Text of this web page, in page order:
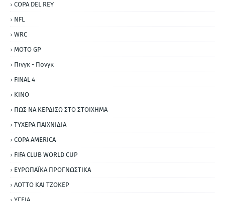
COPA DEL REY
NFL
WRC
MOTO GP
Πινγκ - Πονγκ
FINAL 4
ΚΙΝΟ
ΠΩΣ ΝΑ ΚΕΡΔΙΣΩ ΣΤΟ ΣΤΟΙΧΗΜΑ
ΤΥΧΕΡΑ ΠΑΙΧΝΙΔΙΑ
COPA AMERICA
FIFA CLUB WORLD CUP
ΕΥΡΩΠΑΪΚΑ ΠΡΟΓΝΩΣΤΙΚΑ
ΛΟΤΤΟ ΚΑΙ ΤΖΟΚΕΡ